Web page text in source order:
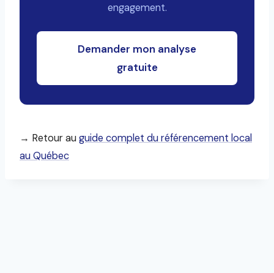
engagement.
Demander mon analyse
gratuite
→ Retour auguide complet du référencement local
au Québec